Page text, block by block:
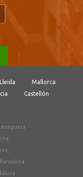
Lleida
Mallorca
Castellón